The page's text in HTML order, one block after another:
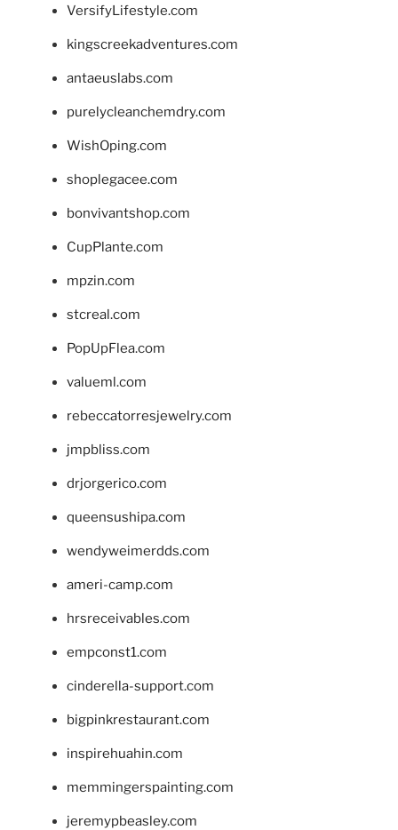
VersifyLifestyle.com
kingscreekadventures.com
antaeuslabs.com
purelycleanchemdry.com
WishOping.com
shoplegacee.com
bonvivantshop.com
CupPlante.com
mpzin.com
stcreal.com
PopUpFlea.com
valueml.com
rebeccatorresjewelry.com
jmpbliss.com
drjorgerico.com
queensushipa.com
wendyweimerdds.com
ameri-camp.com
hrsreceivables.com
empconst1.com
cinderella-support.com
bigpinkrestaurant.com
inspirehuahin.com
memmingerspainting.com
jeremypbeasley.com